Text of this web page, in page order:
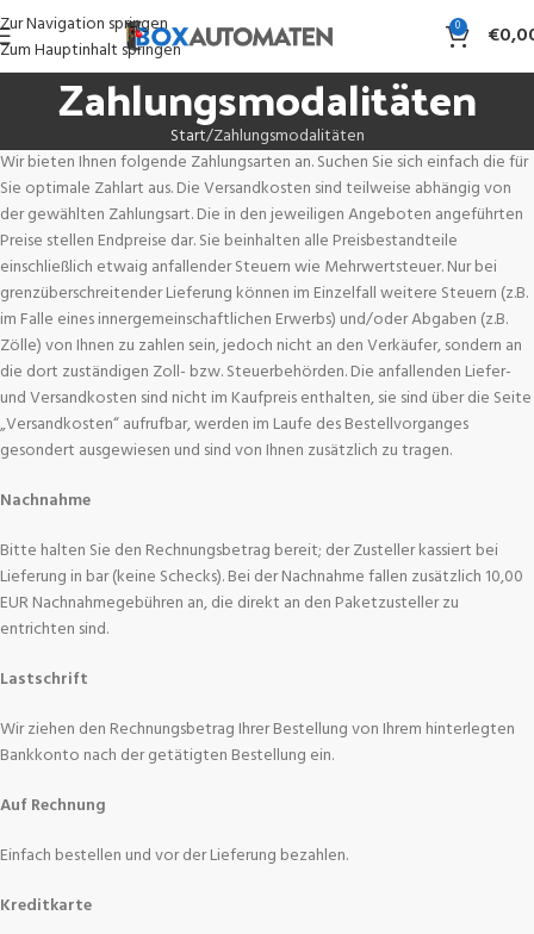
Zur Navigation springen
Zum Hauptinhalt springen
0 €
Zahlungsmodalitäten
Start Zahlungsmodalitäten
Wir bieten Ihnen folgende Zahlungsarten an. Suchen Sie sich einfach die für
Sie optimale Zahlart aus. Die Versandkosten sind teilweise abhängig von
der gewählten Zahlungsart. Die in den jeweiligen Angeboten angeführten
Preise stellen Endpreise dar. Sie beinhalten alle Preisbestandteile
einschließlich etwaig anfallender Steuern wie Mehrwertsteuer. Nur bei
grenzüberschreitender Lieferung können im Einzelfall weitere Steuern (z.B.
im Falle eines innergemeinschaftlichen Erwerbs) und/oder Abgaben (z.B.
Zölle) von Ihnen zu zahlen sein, jedoch nicht an den Verkäufer, sondern an
die dort zuständigen Zoll- bzw. Steuerbehörden. Die anfallenden Liefer-
und Versandkosten sind nicht im Kaufpreis enthalten, sie sind über die Seite
„Versandkosten“ aufrufbar, werden im Laufe des Bestellvorganges
gesondert ausgewiesen und sind von Ihnen zusätzlich zu tragen.
Nachnahme
Bitte halten Sie den Rechnungsbetrag bereit; der Zusteller kassiert bei
Lieferung in bar (keine Schecks). Bei der Nachnahme fallen zusätzlich 10,00
EUR Nachnahmegebühren an, die direkt an den Paketzusteller zu
entrichten sind.
Lastschrift
Wir ziehen den Rechnungsbetrag Ihrer Bestellung von Ihrem hinterlegten
Bankkonto nach der getätigten Bestellung ein.
Auf Rechnung
Einfach bestellen und vor der Lieferung bezahlen.
Kreditkarte